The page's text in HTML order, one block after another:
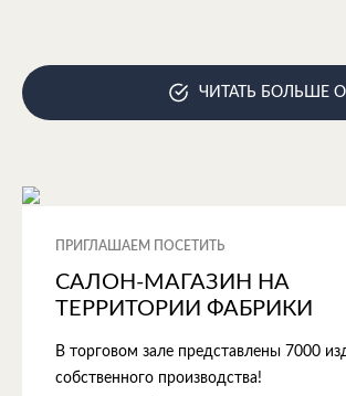
ЧИТАТЬ БОЛЬШЕ
ПРИГЛАШАЕМ ПОСЕТИТЬ
САЛОН-МАГАЗИН НА
ТЕРРИТОРИИ ФАБРИКИ
В торговом зале представлены 7000
собственного производства!